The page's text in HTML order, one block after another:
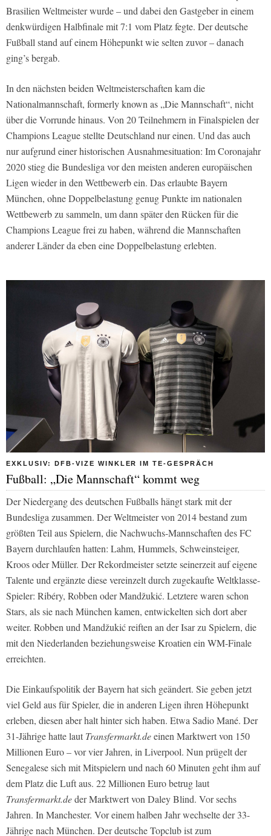
Brasilien Weltmeister wurde – und dabei den Gastgeber in einem
denkwürdigen Halbfinale mit 7:1 vom Platz fegte. Der deutsche
Fußball stand auf einem Höhepunkt wie selten zuvor – danach
ging’s bergab.
In den nächsten beiden Weltmeisterschaften kam die
Nationalmannschaft, formerly known as „Die Mannschaft“, nicht
über die Vorrunde hinaus. Von 20 Teilnehmern in Finalspielen der
Champions League stellte Deutschland nur einen. Und das auch
nur aufgrund einer historischen Ausnahmesituation: Im Coronajahr
2020 stieg die Bundesliga vor den meisten anderen europäischen
Ligen wieder in den Wettbewerb ein. Das erlaubte Bayern
München, ohne Doppelbelastung genug Punkte im nationalen
Wettbewerb zu sammeln, um dann später den Rücken für die
Champions League frei zu haben, während die Mannschaften
anderer Länder da eben eine Doppelbelastung erlebten.
EXKLUSIV: DFB-VIZE WINKLER IM TE-GESPRÄCH
Fußball: „Die Mannschaft“ kommt weg
Der Niedergang des deutschen Fußballs hängt stark mit der
Bundesliga zusammen. Der Weltmeister von 2014 bestand zum
größten Teil aus Spielern, die Nachwuchs-Mannschaften des FC
Bayern durchlaufen hatten: Lahm, Hummels, Schweinsteiger,
Kroos oder Müller. Der Rekordmeister setzte seinerzeit auf eigene
Talente und ergänzte diese vereinzelt durch zugekaufte Weltklasse-
Spieler: Ribéry, Robben oder Mandžukić. Letztere waren schon
Stars, als sie nach München kamen, entwickelten sich dort aber
weiter. Robben und Mandžukić reiften an der Isar zu Spielern, die
mit den Niederlanden beziehungsweise Kroatien ein WM-Finale
erreichten.
Die Einkaufspolitik der Bayern hat sich geändert. Sie geben jetzt
viel Geld aus für Spieler, die in anderen Ligen ihren Höhepunkt
erleben, diesen aber halt hinter sich haben. Etwa Sadio Mané. Der
31-Jährige hatte laut Transfermarkt.deeinen Marktwert von 150
Millionen Euro – vor vier Jahren, in Liverpool. Nun prügelt der
Senegalese sich mit Mitspielern und nach 60 Minuten geht ihm auf
dem Platz die Luft aus. 22 Millionen Euro betrug laut
Transfermarkt.deder Marktwert von Daley Blind. Vor sechs
Jahren. In Manchester. Vor einem halben Jahr wechselte der 33-
Jährige nach München. Der deutsche Topclub ist zum